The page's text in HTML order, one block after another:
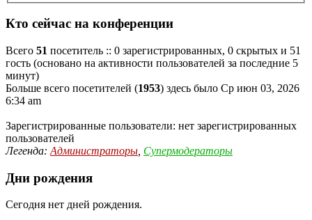
Кто сейчас на конференции
Всего 51 посетитель :: 0 зарегистрированных, 0 скрытых и 51
гость (основано на активности пользователей за последние 5
минут)
Больше всего посетителей (1953) здесь было Ср июн 03, 2026
6:34 am
Зарегистрированные пользователи: нет зарегистрированных
пользователей
Легенда: Администраторы Супермодераторы
Дни рождения
Сегодня нет дней рождения.